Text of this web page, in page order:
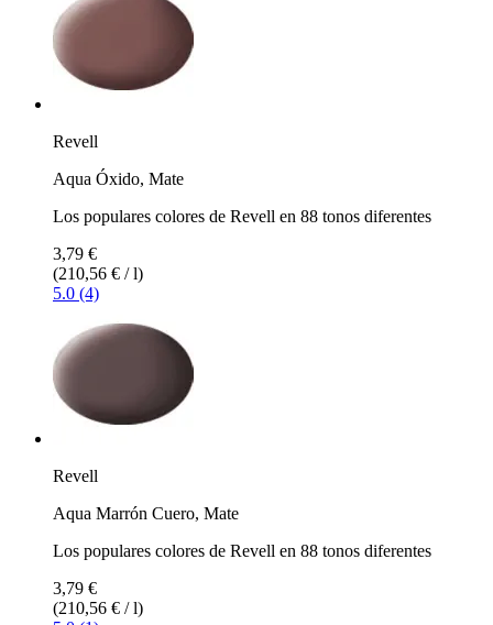
Revell
Aqua Óxido, Mate
Los populares colores de Revell en 88 tonos diferentes
3,79 €
(210,56 € / l)
5.0 (4)
Revell
Aqua Marrón Cuero, Mate
Los populares colores de Revell en 88 tonos diferentes
3,79 €
(210,56 € / l)